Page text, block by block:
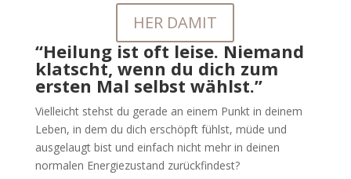
HER DAMIT
“Heilung ist oft leise. Niemand
klatscht, wenn du dich zum
ersten Mal selbst wählst.”
Vielleicht stehst du gerade an einem Punkt in deinem
Leben, in dem du dich erschöpft fühlst, müde und
ausgelaugt bist und einfach nicht mehr in deinen
normalen Energiezustand zurückfindest?